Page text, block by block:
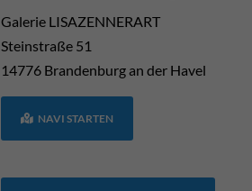
Galerie LISAZENNERART
Steinstraße 51
14776 Brandenburg an der Havel
NAVI STARTEN